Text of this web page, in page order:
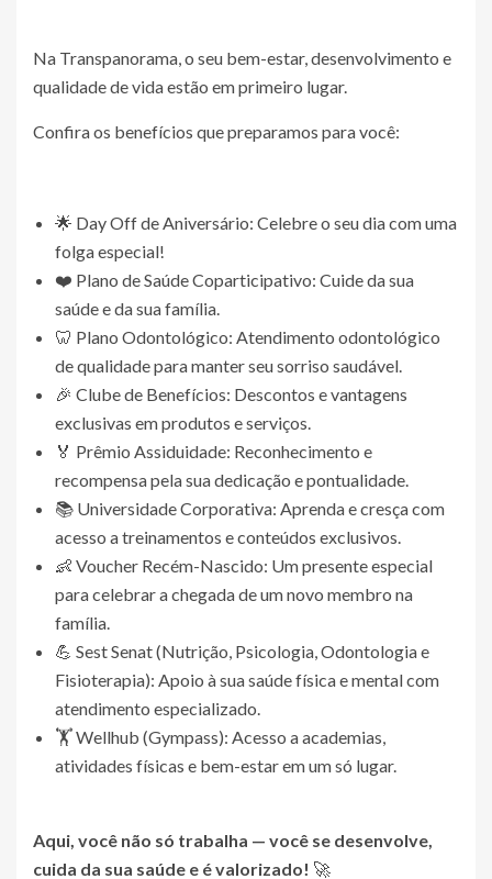
Na Transpanorama, o seu bem-estar, desenvolvimento e
qualidade de vida estão em primeiro lugar.
Confira os benefícios que preparamos para você:
🌟 Day Off de Aniversário: Celebre o seu dia com uma
folga especial!
❤️ Plano de Saúde Coparticipativo: Cuide da sua
saúde e da sua família.
🦷 Plano Odontológico: Atendimento odontológico
de qualidade para manter seu sorriso saudável.
🎉 Clube de Benefícios: Descontos e vantagens
exclusivas em produtos e serviços.
🏅 Prêmio Assiduidade: Reconhecimento e
recompensa pela sua dedicação e pontualidade.
📚 Universidade Corporativa: Aprenda e cresça com
acesso a treinamentos e conteúdos exclusivos.
👶 Voucher Recém-Nascido: Um presente especial
para celebrar a chegada de um novo membro na
família.
💪 Sest Senat (Nutrição, Psicologia, Odontologia e
Fisioterapia): Apoio à sua saúde física e mental com
atendimento especializado.
🏋️ Wellhub (Gympass): Acesso a academias,
atividades físicas e bem-estar em um só lugar.
Aqui, você não só trabalha — você se desenvolve,
cuida da sua saúde e é valorizado! 🚀